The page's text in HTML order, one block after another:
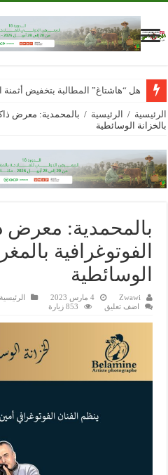
هل “هاشتاغ” المطالبة بتخفيض
الرئيسية / الرئيسية / بالمحمدية: معرض
بالخزانة الوسائطية
بالمحمدية: معرض
الفوتوغرافية
الوسائطية
Zwawi 4 مارس 2023 الرئيسية
اضف تعليق
853 زيارة